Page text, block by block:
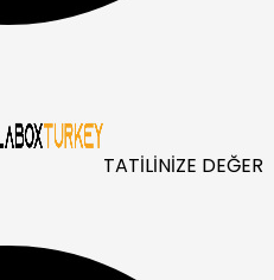
TATİLİNİZE DEĞER